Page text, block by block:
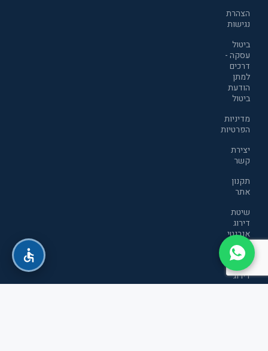
הצהרת
נגישות
ביטול
עסקה -
דרכים
למתן
הודעת
ביטול
מדיניות
הפרטיות
יצירת
קשר
תקנון
אתר
שיטת
דירוג
אנרגטי
חדשה
שיטת
דירוג
אנרגטי